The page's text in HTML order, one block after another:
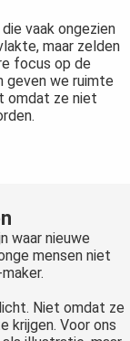
vaak ongezien
maar zelden
focus op de
geven we ruimte
omdat ze niet
waar nieuwe
mensen niet
Niet omdat ze
krijgen. Voor ons